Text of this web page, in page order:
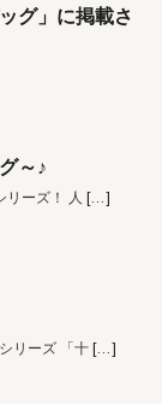
グ」に掲載さ
～♪
リーズ！ 人 […]
リーズ 「十 […]